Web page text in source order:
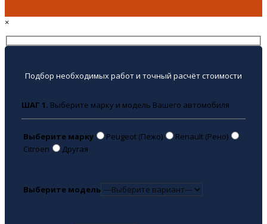
×
Подбор необходимых работ и точный расчёт стоимости
ШАГ 1. Выберите марку и модель Вашего автомобиля
Выберите марку Peugeot (Пежо)
Renault (Рено)
Citroen
Другая
Выберите модель